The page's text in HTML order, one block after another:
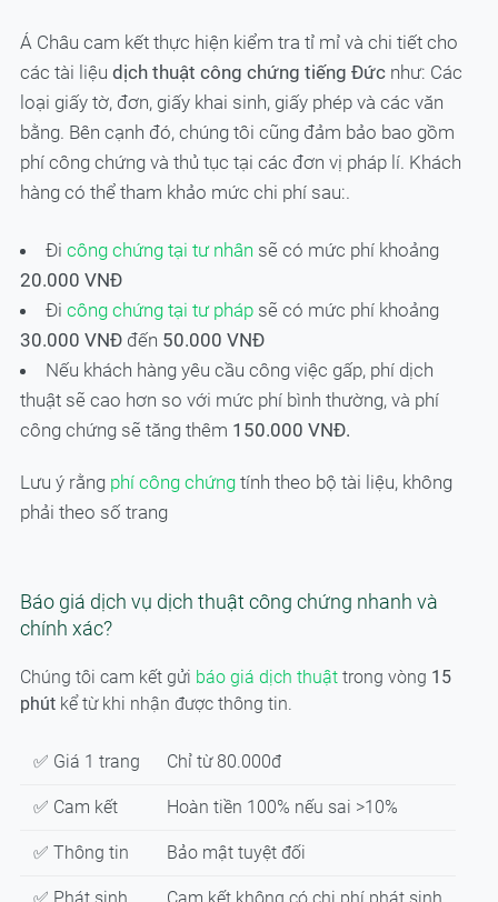
Á Châu cam kết thực hiện kiểm tra tỉ mỉ và chi tiết cho
các tài liệu dịch thuật công chứng tiếng Đứcnhư: Các
loại giấy tờ, đơn, giấy khai sinh, giấy phép và các văn
bằng. Bên cạnh đó, chúng tôi cũng đảm bảo bao gồm
phí công chứng và thủ tục tại các đơn vị pháp lí. Khách
hàng có thể tham khảo mức chi phí sau:.
Đi công chứng tại tư nhân sẽ có mức phí khoảng
20.000 VNĐ
Đi công chứng tại tư phápsẽ có mức phí khoảng
30.000 VNĐđến 50.000 VNĐ
Nếu khách hàng yêu cầu công việc gấp, phí dịch
thuật sẽ cao hơn so với mức phí bình thường, và phí
công chứng sẽ tăng thêm 150.000 VNĐ.
Lưu ý rằng phí công chứngtính theo bộ tài liệu, không
phải theo số trang
Báo giá dịch vụ dịch thuật công chứng nhanh và
chính xác?
Chúng tôi cam kết gửi báo giá dịch thuậttrong vòng 15
phútkể từ khi nhận được thông tin.
✅ Giá 1 trang Chỉ từ 80.000đ
✅ Cam kết Hoàn tiền 100% nếu sai >10%
✅ Thông tin Bảo mật tuyệt đối
✅ Phát sinh Cam kết không có chi phí phát sinh